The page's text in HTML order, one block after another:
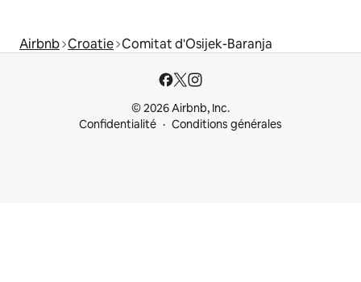
Airbnb Croatie Comitat d'Osijek-Baranja
© 2026 Airbnb, Inc.
Confidentialité
Conditions générales